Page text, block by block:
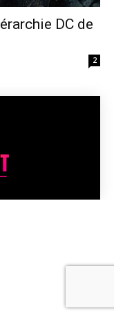
DC de
2